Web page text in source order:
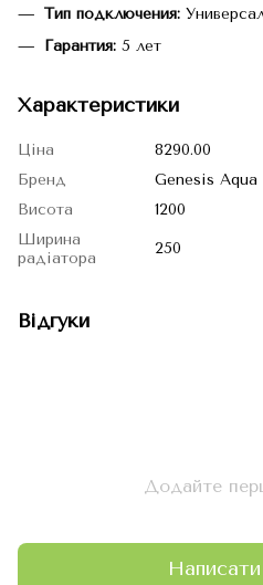
Тип подключения:
Гарантия: 5 лет
Характеристики
Ціна
8290.00
Бренд
Genesis Aqua
Висота
1200
Ширина
радіатора
250
Відгуки
Додайте
Написати